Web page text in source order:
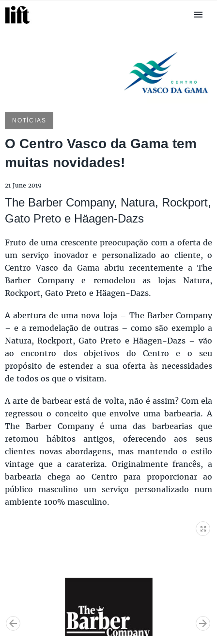
NOTÍCIAS
O Centro Vasco da Gama tem
muitas novidades!
21 June 2019
The Barber Company, Natura, Rockport,
Gato Preto e Häagen-Dazs
Fruto de uma crescente preocupação com a oferta de
um serviço inovador e personalizado ao cliente, o
Centro Vasco da Gama abriu recentemente a The
Barber Company e remodelou as lojas Natura,
Rockport, Gato Preto e Häagen-Dazs.
A abertura de uma nova loja – The Barber Company
– e a remodelação de outras – como são exemplo a
Natura, Rockport, Gato Preto e Häagen-Dazs – vão
ao encontro dos objetivos do Centro e o seu
propósito de estender a sua oferta às necessidades
de todos os que o visitam.
A arte de barbear está de volta, não é assim? Com ela
regressou o conceito que envolve uma barbearia. A
The Barber Company é uma das barbearias que
retomou hábitos antigos, oferecendo aos seus
clientes novas abordagens, mas mantendo o estilo
vintage que a carateriza. Originalmente francês, a
barbearia chega ao Centro para proporcionar ao
público masculino um serviço personalizado num
ambiente 100% masculino.